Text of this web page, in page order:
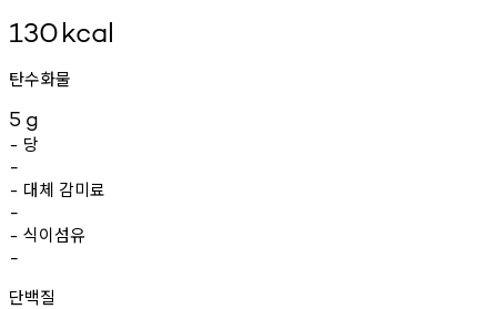
130kcal
탄수화물
5 g
- 당
-
- 대체 감미료
-
- 식이섬유
-
단백질